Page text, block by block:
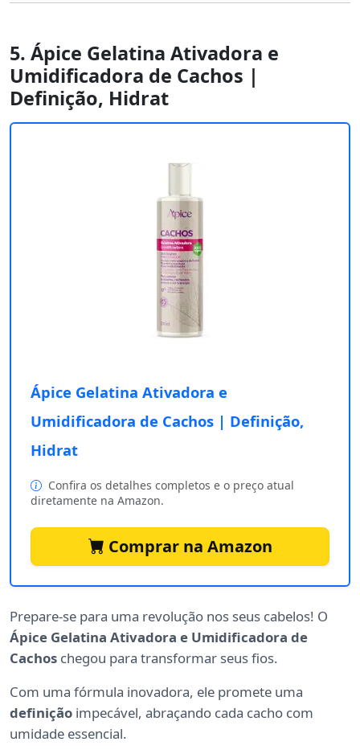
5. Ápice Gelatina Ativadora e
Umidificadora de Cachos |
Definição, Hidrat
Ápice Gelatina Ativadora e
Umidificadora de Cachos | Definição,
Hidrat
Confira os detalhes completos e o preço atual
diretamente na Amazon.
Comprar na Amazon
Prepare-se para uma revolução nos seus cabelos! O
Ápice Gelatina Ativadora e Umidificadora de
Cachos chegou para transformar seus fios.
Com uma fórmula inovadora, ele promete uma
definição impecável, abraçando cada cacho com
umidade essencial.